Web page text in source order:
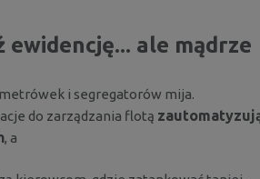
ewidencję... ale mądrze
i segregatorów mija.
do zarządzania flotą
,